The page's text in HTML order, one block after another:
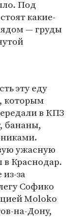
Под
какие-
— груды
эту еду
которым
в КПЗ
бананы,
ужасную
в Краснодар.
за
Софико
Moloko
на-Дону,